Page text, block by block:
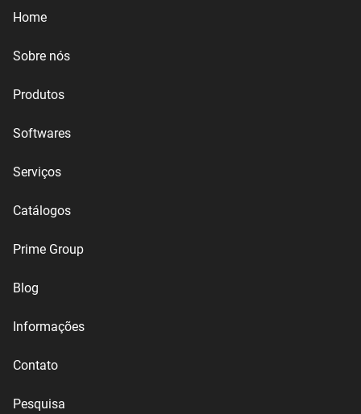
Home
Sobre nós
Produtos
Softwares
Serviços
Catálogos
Prime Group
Blog
Informações
Contato
Pesquisa